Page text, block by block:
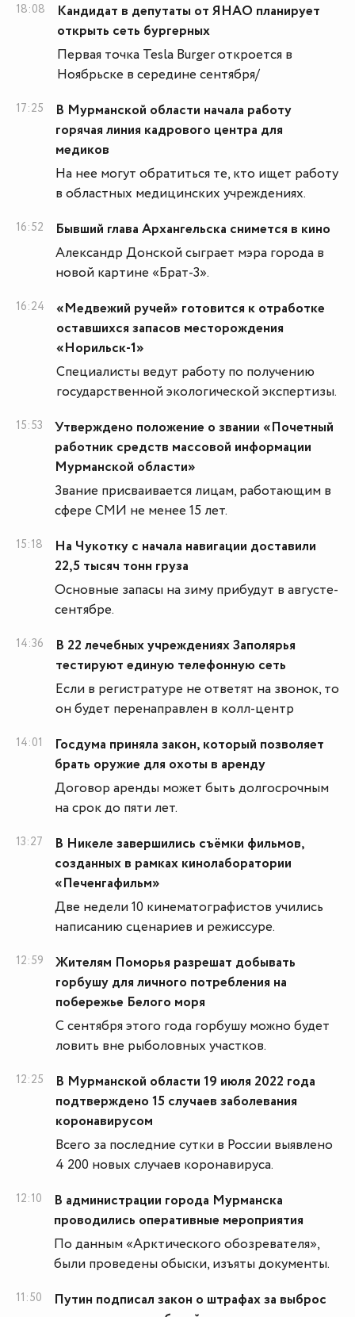
18:08
Кандидат в депутаты от ЯНАО планирует
открыть сеть бургерных
Первая точка Tesla Burger откроется в
Ноябрьске в середине сентября/
17:25
В Мурманской области начала работу
горячая линия кадрового центра для
медиков
На нее могут обратиться те, кто ищет работу
в областных медицинских учреждениях.
16:52
Бывший глава Архангельска снимется в кино
Александр Донской сыграет мэра города в
новой картине «Брат-3».
16:24
«Медвежий ручей» готовится к отработке
оставшихся запасов месторождения
«Норильск-1»
Специалисты ведут работу по получению
государственной экологической экспертизы.
15:53
Утверждено положение о звании «Почетный
работник средств массовой информации
Мурманской области»
Звание присваивается лицам, работающим в
сфере СМИ не менее 15 лет.
15:18
На Чукотку с начала навигации доставили
22,5 тысяч тонн груза
Основные запасы на зиму прибудут в августе-
сентябре.
14:36
В 22 лечебных учреждениях Заполярья
тестируют единую телефонную сеть
Если в регистратуре не ответят на звонок, то
он будет перенаправлен в колл-центр
14:01
Госдума приняла закон, который позволяет
брать оружие для охоты в аренду
Договор аренды может быть долгосрочным
на срок до пяти лет.
13:27
В Никеле завершились съёмки фильмов,
созданных в рамках кинолаборатории
«Печенгафильм»
Две недели 10 кинематографистов учились
написанию сценариев и режиссуре.
12:59
Жителям Поморья разрешат добывать
горбушу для личного потребления на
побережье Белого моря
С сентября этого года горбушу можно будет
ловить вне рыболовных участков.
12:25
В Мурманской области 19 июля 2022 года
подтверждено 15 случаев заболевания
коронавирусом
Всего за последние сутки в России выявлено
4 200 новых случаев коронавируса.
12:10
В администрации города Мурманска
проводились оперативные мероприятия
По данным «Арктического обозревателя»,
были проведены обыски, изъяты документы.
11:50
Путин подписал закон о штрафах за выброс